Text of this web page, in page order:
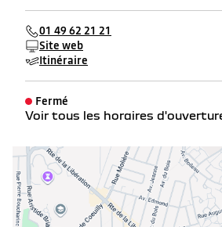
01 49 62 21 21
Site web
Itinéraire
Fermé
Voir tous les horaires
mardi
mercredi
jeudi
vendredi
samedi
dimanche